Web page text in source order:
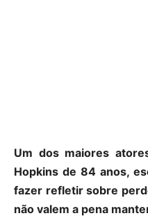
Um dos maiores
Hopkins de 84 anos,
fazer refletir sobre
não valem a pena